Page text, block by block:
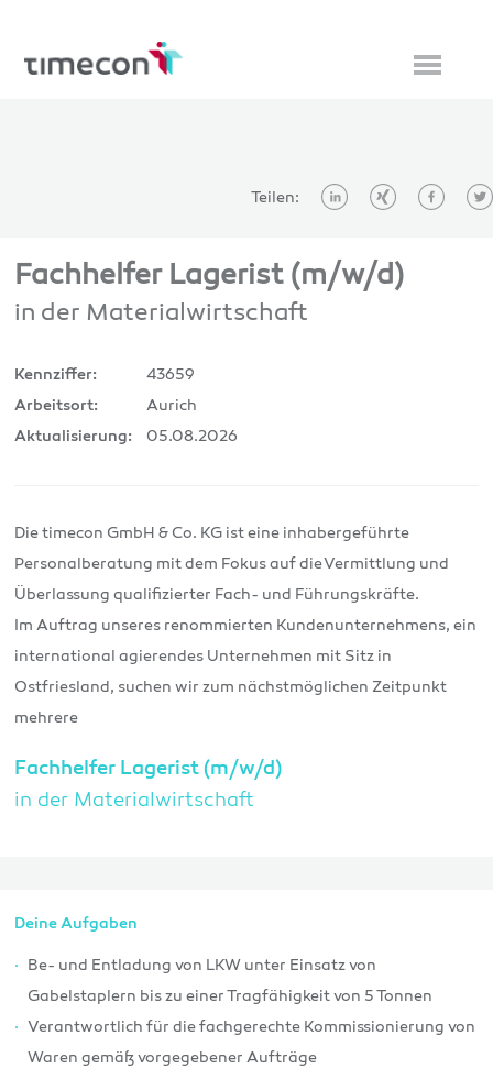
Teilen:
Fachhelfer Lagerist (m/w/d)
in der Materialwirtschaft
Kennziffer: 43659
Arbeitsort: Aurich
Aktualisierung: 05.08.2026
Die timecon GmbH & Co. KG ist eine inhabergeführte
Personalberatung mit dem Fokus auf die Vermittlung und
Überlassung qualifizierter Fach- und Führungskräfte.
Im Auftrag unseres renommierten Kundenunternehmens, ein
international agierendes Unternehmen mit Sitz in
Ostfriesland, suchen wir zum nächstmöglichen Zeitpunkt
mehrere
Fachhelfer Lagerist (m/w/d)
in der Materialwirtschaft
Deine Aufgaben
Be- und Entladung von LKW unter Einsatz von
Gabelstaplern bis zu einer Tragfähigkeit von 5 Tonnen
Verantwortlich für die fachgerechte Kommissionierung von
Waren gemäß vorgegebener Aufträge